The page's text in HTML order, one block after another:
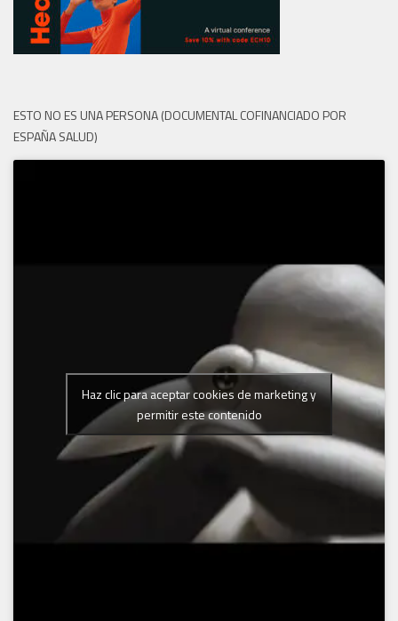
ESTO NO ES UNA PERSONA (DOCUMENTAL COFINANCIADO POR
ESPAÑA SALUD)
Haz clic para aceptar cookies de marketing y
permitir este contenido